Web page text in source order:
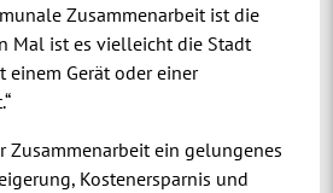
Zusammenarbeit ist die
Mal ist es vielleicht die Stadt
einem Gerät oder einer
Zusammenarbeit ein gelungenes
Kostenersparnis und